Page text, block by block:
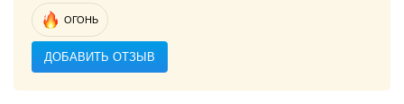
ОГОНЬ
ДОБАВИТЬ ОТЗЫВ